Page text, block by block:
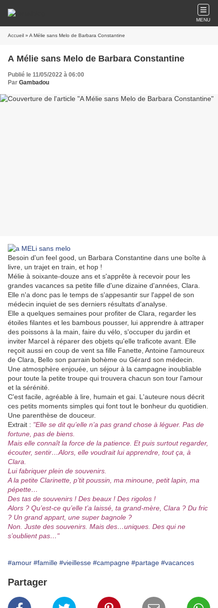
MENU
Accueil » A Mélie sans Melo de Barbara Constantine
A Mélie sans Melo de Barbara Constantine
Publié le 11/05/2022 à 06:00
Par Gambadou
Besoin d'un feel good, un Barbara Constantine dans une boîte à
livre, un trajet en train, et hop !
Mélie à soixante-douze ans et s'apprête à recevoir pour les
grandes vacances sa petite fille d'une dizaine d'années, Clara.
Elle n'a donc pas le temps de s'appesantir sur l'appel de son
médecin inquiet de ses derniers résultats d'analyse.
Elle a quelques semaines pour profiter de Clara, regarder les
étoiles filantes et les bambous pousser, lui apprendre à attraper
des poissons à la main, faire du vélo, s'occuper du jardin et
inviter Marcel à réparer des objets qu'elle traficote avant. Elle
reçoit aussi en coup de vent sa fille Fanette, Antoine l'amoureux
de Clara, Bello son parrain bohème ou Gérard son médecin.
Une atmosphère enjouée, un séjour à la campagne inoubliable
pour toute la petite troupe qui trouvera chacun son tour l'amour
et la sérénité.
C'est facile, agréable à lire, humain et gai. L'auteure nous décrit
ces petits moments simples qui font tout le bonheur du quotidien.
Une parenthèse de douceur.
Extrait : "Elle se dit qu’elle n’a pas grand chose à léguer. Pas de
fortune, pas de biens.
Mais elle connaît la force de la patience. Et puis surtout regarder,
écouter, sentir…Alors, elle voudrait lui apprendre, tout ça, à
Clara.
Lui fabriquer plein de souvenirs.
A la petite Clarinette, p’tit poussin, ma minoune, petit lapin, ma
pépette…
Des tas de souvenirs ! Des beaux ! Des rigolos !
Alors ? Qu’est-ce qu’elle t’a laissé, ta grand-mère, Clara ? Du fric
? Un grand appart, une super bagnole ?
Non. Juste des souvenirs. Mais des…uniques. Des qui ne
s’oublient pas…"
#amour #famille #vieillesse #campagne #partage #vacances
Partager